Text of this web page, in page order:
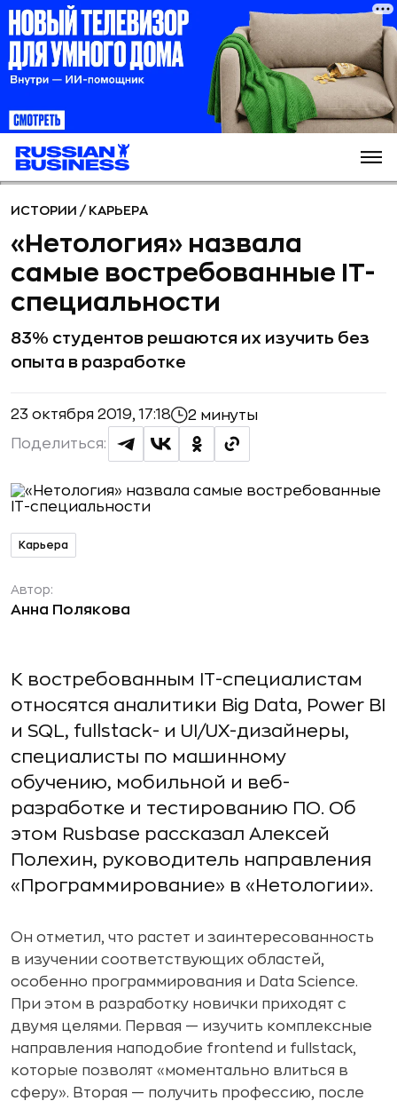
ИСТОРИИ / КАРЬЕРА
«Нетология» назвала
самые востребованные IT-
специальности
83% студентов решаются их изучить без
опыта в разработке
23 октября 2019, 17:18 2 минуты
Поделиться:
Карьера
Автор:
Анна Полякова
К востребованным IT-специалистам
относятся аналитики Big Data, Power BI
и SQL, fullstack- и UI/UX-дизайнеры,
специалисты по машинному
обучению, мобильной и веб-
разработке и тестированию ПО. Об
этом Rusbase рассказал Алексей
Полехин, руководитель направления
«Программирование» в «Нетологии».
Он отметил, что растет и заинтересованность
в изучении соответствующих областей,
особенно программирования и Data Science.
При этом в разработку новички приходят с
двумя целями. Первая — изучить комплексные
направления наподобие frontend и fullstack,
которые позволят «моментально влиться в
сферу». Вторая — получить профессию, после